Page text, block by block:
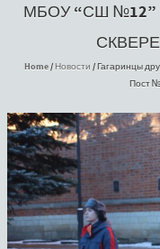
МБОУ “СШ №12”
Home/Новости /Гагаринцы
Пост №